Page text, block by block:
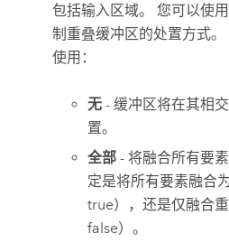
包括输入区域。 您可以使
制重叠缓冲区的处置方式
使用：
无 - 缓冲区将在其相
置。
全部 - 将融合所有要
定是将所有要素融合
true），还是仅融合
false）。